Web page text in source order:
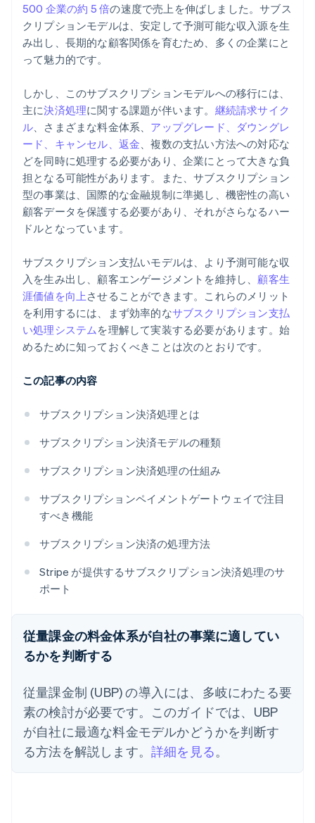
500 企業の約 5 倍の速度で売上を伸ばしました。サブス
クリプションモデルは、安定して予測可能な収入源を生
み出し、長期的な顧客関係を育むため、多くの企業にと
って魅力的です。
しかし、このサブスクリプションモデルへの移行には、
主に決済処理に関する課題が伴います。 継続請求サイク
ル、さまざまな料金体系、 アップグレード、ダウングレ
ード、キャンセル、返金、複数の支払い方法への対応な
どを同時に処理する必要があり、企業にとって大きな負
担となる可能性があります。また、サブスクリプション
型の事業は、国際的な金融規制に準拠し、機密性の高い
顧客データを保護する必要があり、それがさらなるハー
ドルとなっています。
サブスクリプション支払いモデルは、より予測可能な収
入を生み出し、顧客エンゲージメントを維持し、 顧客生
涯価値を向上させることができます。これらのメリット
を利用するには、まず効率的なサブスクリプション支払
い処理システムを理解して実装する必要があります。始
めるために知っておくべきことは次のとおりです。
この記事の内容
サブスクリプション決済処理とは
サブスクリプション決済モデルの種類
サブスクリプション決済処理の仕組み
サブスクリプションペイメントゲートウェイで注目
すべき機能
サブスクリプション決済の処理方法
Stripe が提供するサブスクリプション決済処理のサ
ポート
従量課金の料金体系が自社の事業に適してい
るかを判断する
従量課金制 (UBP) の導入には、多岐にわたる要
素の検討が必要です。このガイドでは、UBP
が自社に最適な料金モデルかどうかを判断す
る方法を解説します。 詳細を見る。